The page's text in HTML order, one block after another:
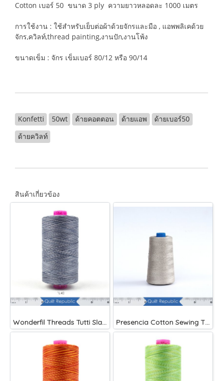
Cotton เบอร์ 50 ขนาด 3 ply ความยาวหลอดละ 1000 เมตร
การใช้งาน : ใช้สำหรับเย็บต่อผ้าด้วยจักรและมือ , แอพพลิเคด้วย
จักร,ควิลท์,thread painting,งานปัก,งานโพ้ง
ขนาดเข็ม : จักร เข็มเบอร์ 80/12 หรือ 90/14
Konfetti 50wt ด้ายคอตตอน ด้ายแอพ
ด้ายเบอร์50
ด้ายควิลท์
สินค้าเกี่ยวข้อง
Wonderfil Threads Tutti Slate Presencia Cotton Sewing Thread 3-ply 60wt 4882 Yards Grey